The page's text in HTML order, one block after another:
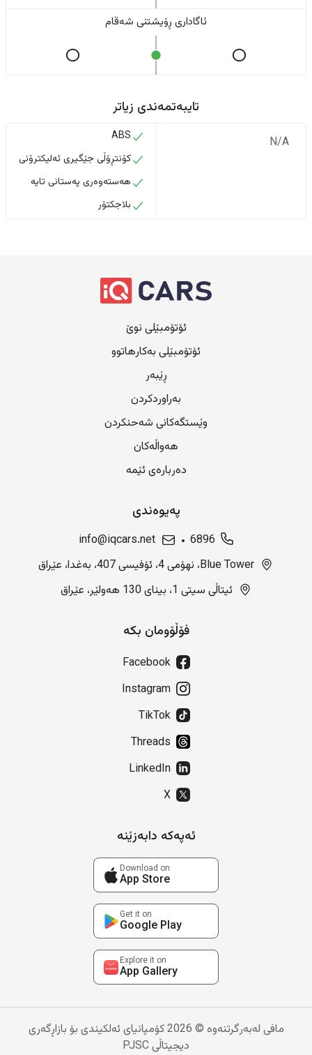
ئاگاداری ڕۆیشتنی شەقام
تایبەتمەندی زیاتر
N/A
ABS
کۆنتڕۆڵی جێگیری ئەلیکترۆنی
هەستەوەری پەستانی تایە
بلاجکتۆر
ئۆتۆمبێلی نوێ
ئۆتۆمبێلی بەکارهاتوو
ڕێبەر
بەراوردکردن
وێستگەکانی شەحنکردن
هەواڵەکان
دەربارەی ئێمە
پەیوەندی
6896
info@iqcars.net
Blue Tower، نهۆمی 4، ئۆفیسی 407، بەغدا، عێراق
ئیتاڵی سیتی 1، بینای 130 هەولێر، عێراق
فۆڵۆومان بکە
Facebook
Instagram
TikTok
Threads
LinkedIn
X
ئەپەکە دابەزێنە
Download on
App Store
Get it on
Google Play
Explore it on
App Gallery
مافی لەبەرگرتنەوە © 2026 کۆمپانیای ئەلکیندی بۆ بازاڕگەری
دیجیتاڵی PJSC